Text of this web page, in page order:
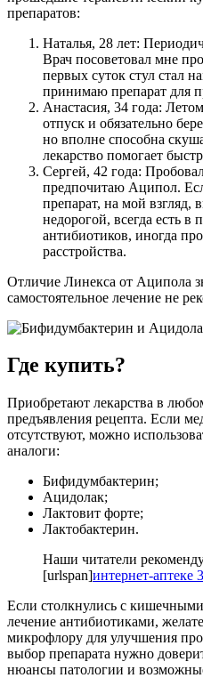
препаратов:
Наталья, 28 лет:
Врач посоветовал мне
первых суток стул стал
принимаю препарат для
Анастасия, 34 года:
отпуск и обязательно
но вполне способна
лекарство помогает
Сергей, 42 года:
предпочитаю Аципол.
препарат, на мой
недорогой, всегда есть
антибиотиков, иногда
расстройства.
Отличие Линекса от Аципола
самостоятельное лечение не
Где купить?
Приобретают лекарства в
предъявления рецепта. Если
отсутствуют, можно
аналоги:
Бифидумбактерин;
Ацидолак;
Лактовит форте;
Лактобактерин.
Наши читатели
[urlspan]интернет-аптеке
Если столкнулись с
лечение антибиотиками,
микрофлору для улучшения
выбор препарата нужно
нюансы патологии и